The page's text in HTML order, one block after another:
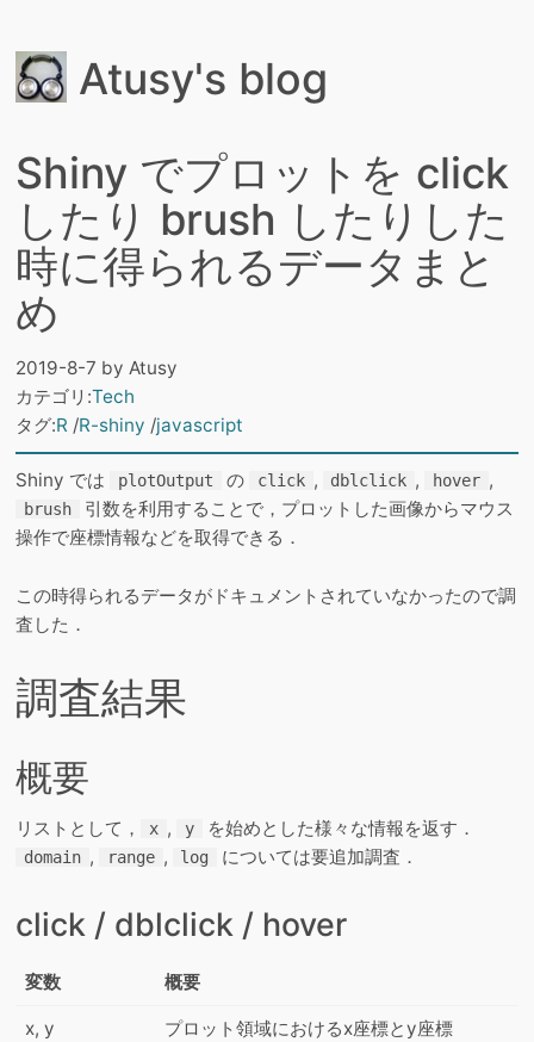
Atusy's blog
Shiny でプロットを click
したり brush したりした
時に得られるデータまと
め
2019-8-7 by Atusy
カテゴリ:Tech
タグ:R R-shiny javascript
Shiny では plotOutput の click , dblclick , hover ,
brush
引数を利用することで，プロットした画像からマウス
操作で座標情報などを取得できる．
この時得られるデータがドキュメントされていなかったので調
査した．
調査結果
概要
リストとして， x , y を始めとした様々な情報を返す．
domain , range , log については要追加調査．
click / dblclick / hover
変数 概要
x, y プロット領域におけるx座標とy座標